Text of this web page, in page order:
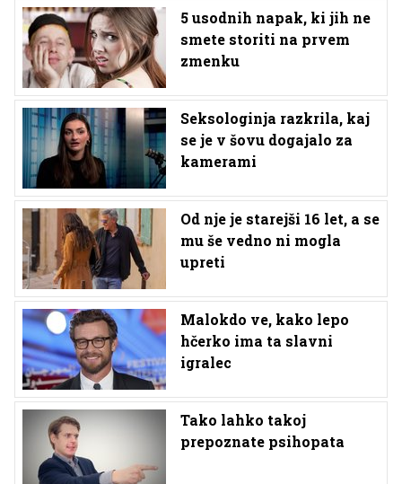
5 usodnih napak, ki jih ne
smete storiti na prvem
zmenku
Seksologinja razkrila, kaj
se je v šovu dogajalo za
kamerami
Od nje je starejši 16 let, a se
mu še vedno ni mogla
upreti
Malokdo ve, kako lepo
hčerko ima ta slavni
igralec
Tako lahko takoj
prepoznate psihopata